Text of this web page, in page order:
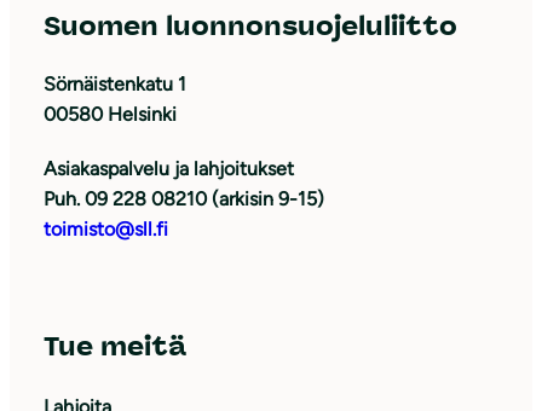
Suomen luonnonsuojeluliitto
Sörnäistenkatu 1
00580 Helsinki
Asiakaspalvelu ja lahjoitukset
Puh. 09 228 08210 (arkisin 9-15)
toimisto@sll.fi
Tue meitä